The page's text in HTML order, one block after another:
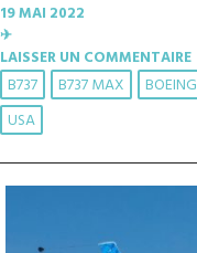
19 MAI 2022
✈︎
LAISSER UN COMMENTAIRE
B737 B737 MAX BOEING
USA